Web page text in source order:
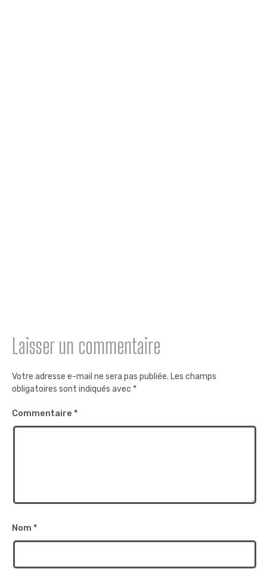
Laisser un commentaire
Votre adresse e-mail ne sera pas publiée. Les champs
obligatoires sont indiqués avec *
Commentaire *
Nom *